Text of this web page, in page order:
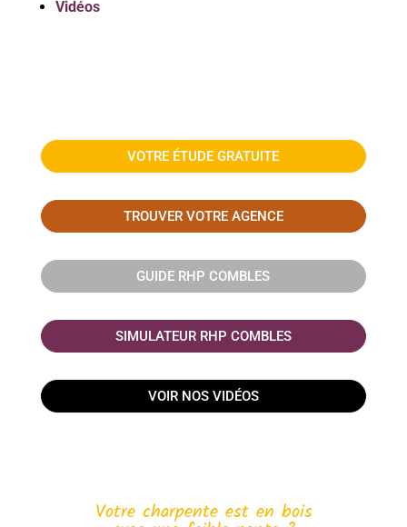
Vidéos
VOTRE ÉTUDE GRATUITE
TROUVER VOTRE AGENCE
GUIDE RHP COMBLES
SIMULATEUR RHP COMBLES
VOIR NOS VIDÉOS
Votre charpente est en bois